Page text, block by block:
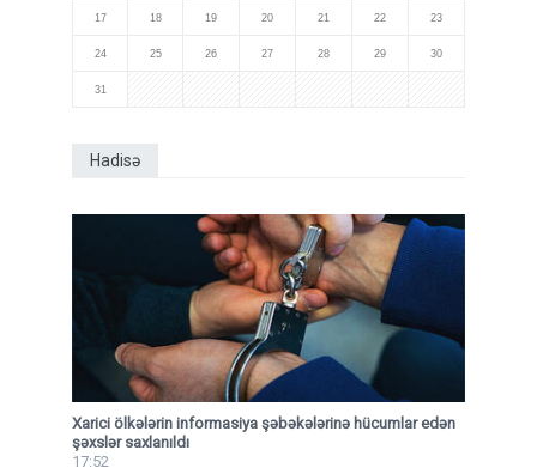
17 18 19 20 21 22 23
24 25 26 27 28 29 30
31
Hadisə
Xarici ölkələrin informasiya şəbəkələrinə hücumlar edən
şəxslər saxlanıldı
17:52